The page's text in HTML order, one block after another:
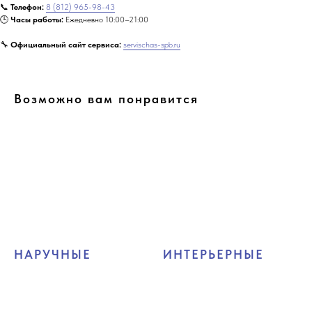
📞 Телефон: 8 (812) 965-98-43
🕒 Часы работы: Ежедневно 10:00–21:00
🔧 Официальный сайт сервиса: servischas-spb.ru
Возможно вам понравится
НАРУЧНЫЕ ИНТЕРЬЕРНЫЕ